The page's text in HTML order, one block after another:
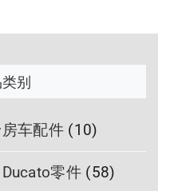
别
车配件 (10)
零件 (58)